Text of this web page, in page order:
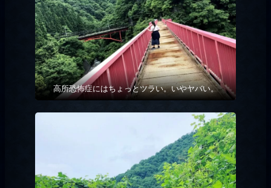
高所恐怖症にはちょっとツラい。いやヤバい。